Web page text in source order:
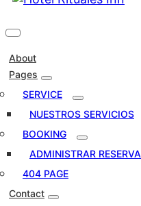
About
Pages
SERVICE
NUESTROS SERVICIOS
BOOKING
ADMINISTRAR RESERVA
404 PAGE
Contact